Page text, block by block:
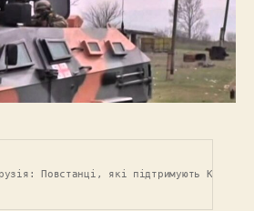
Повстанці, які підтримують Кремль